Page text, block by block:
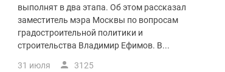
выполнят в два этапа. Об этом рассказал
заместитель мэра Москвы по вопросам
градостроительной политики и
строительства Владимир Ефимов. В...
31 июля 3125